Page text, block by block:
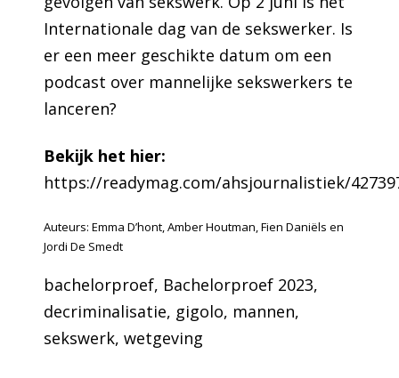
Internationale dag van de sekswerker. Is
er een meer geschikte datum om een
podcast over mannelijke sekswerkers te
lanceren?
Bekijk het hier:
https://readymag.com/ahsjournalistiek/
Auteurs: Emma D’hont, Amber Houtman, Fien Daniëls en
Jordi De Smedt
bachelorproef, Bachelorproef 2023
decriminalisatie, gigolo, mannen
sekswerk, wetgeving